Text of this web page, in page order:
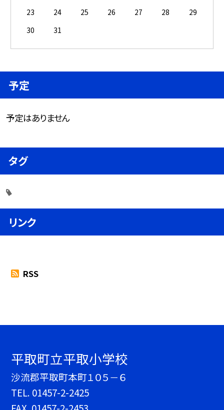
23
24 25 26 27 28
29
30
31
予定
予定はありません
タグ
リンク
RSS
平取町立平取小学校
沙流郡平取町本町１０５－６
TEL. 01457-2-2425